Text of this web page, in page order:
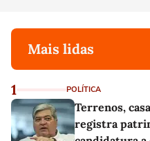
Mais lidas
1 POLÍTICA
Terrenos,
registra